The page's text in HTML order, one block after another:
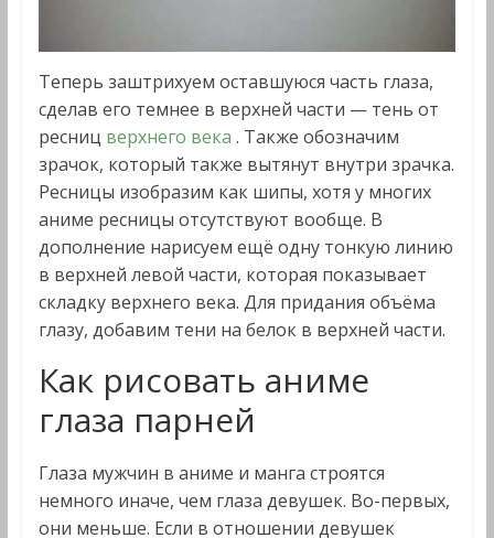
Теперь заштрихуем оставшуюся часть глаза,
сделав его темнее в верхней части — тень от
ресниц верхнего века . Также обозначим
зрачок, который также вытянут внутри зрачка.
Ресницы изобразим как шипы, хотя у многих
аниме ресницы отсутствуют вообще. В
дополнение нарисуем ещё одну тонкую линию
в верхней левой части, которая показывает
складку верхнего века. Для придания объёма
глазу, добавим тени на белок в верхней части.
Как рисовать аниме
глаза парней
Глаза мужчин в аниме и манга строятся
немного иначе, чем глаза девушек. Во-первых,
они меньше. Если в отношении девушек